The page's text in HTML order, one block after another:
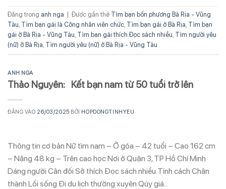
Đăng trong anh nga Được gắn thẻ Tìm bạn bốn phương Bà Rịa - Vũng
Tàu, Tìm bạn gái là Công nhân viên chức, Tìm bạn gái ở Bà Rịa, Tìm bạn
gái ở Bà Rịa - Vũng Tàu, Tìm bạn gái thích Đọc sách nhiều, Tìm người yêu
(nữ) ở Bà Rịa, Tìm người yêu (nữ) ở Bà Rịa - Vũng Tàu
ANH NGA
Thảo Nguyên: Kết bạn nam từ 50 tuổi trở lên
ĐĂNG VÀO 26/03/2025 BỞI HOPDONGTINHYEU
Thông tin cơ bản Nữ tìm nam – Ở góa – 42 tuổi – Cao 162 cm
– Nặng 48 kg – Trên cao học Nơi ở Quận 3, TP Hồ Chí Minh
Dáng người Cân đối Sở thích Đọc sách nhiều Tính cách Chân
thành Lối sống Đi du lịch thường xuyên Qúy giá…